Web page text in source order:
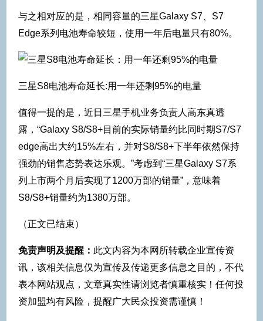
与之相对应的是，相同容量的三星Galaxy S7、S7
Edge系列电池寿命较短，使用一年后电量只有80%。
三星S8电池寿命延长:用一年还剩95%的电量
值得一提的是，近日三星手机业务负责人高东真透
露，“Galaxy S8/S8+目前的实际销量约比同时期S7/S7
edge高出大约15%左右，并对S8/S8+下半年依然保持
强劲的销售态势表达乐观。”考虑到“三星Galaxy S7系
列上市两个月后实现了1200万部的销量”，意味着
S8/S8+销量约为1380万部。
（正文已结束）
免责声明及提醒： 此文内容为本网所转载企业宣传资
讯，该相关信息仅为宣传及传递更多信息之目的，不代
表本网站观点，文章真实性请浏览者慎重核实！任何投
资加盟均有风险，提醒广大民众投资需谨慎！